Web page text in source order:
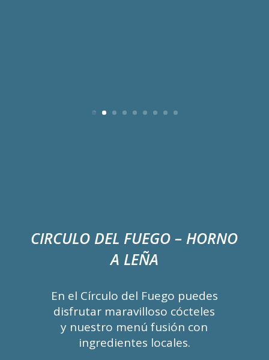
CIRCULO DEL FUEGO – HORNO
A LEÑA
En el Círculo del Fuego puedes
disfrutar maravilloso cócteles
y nuestro menú fusión con
ingredientes locales.